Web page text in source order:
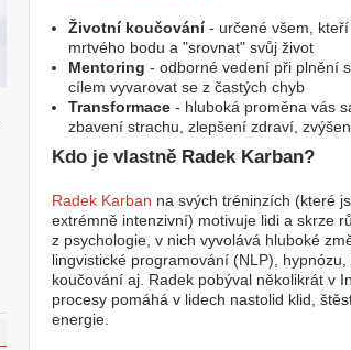
Životní koučování- určené všem,
mrtvého bodu a "srovnat" svůj život
Mentoring - odborné vedení při plnění
cílem vyvarovat se z častých chyb
Transformace - hluboká proměna vás
zbavení strachu, zlepšení zdraví,
Kdo je vlastně Radek Karban?
Radek Karban na svých tréninzích (které
extrémně intenzivní) motivuje lidi a skrze
z psychologie, v nich vyvolává hluboké
lingvistické programování (NLP),
koučování aj. Radek pobýval několikrát v
procesy pomáhá v lidech nastolid klid,
energie.